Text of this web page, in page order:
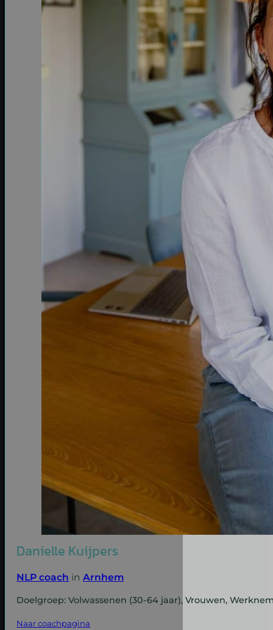
Danielle Kuijpers
NLP coach inArnhem
Doelgroep: Volwassenen (30-64 jaar), Vrouwen,
Naar coachpagina